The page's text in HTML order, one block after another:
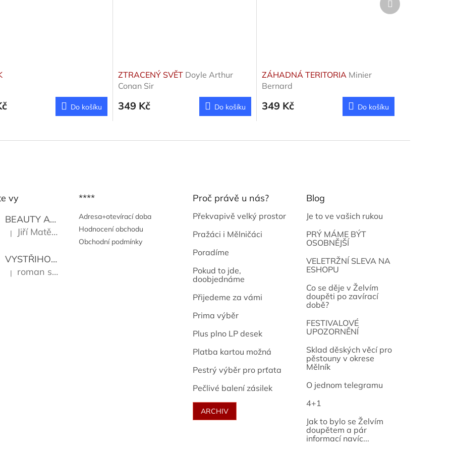
Do košíku
ZTRACENÝ SVĚT Doyle Arthur
Conan Sir
349 Kč Do košíku
ZÁHADNÁ TERITORIA Minier
Bernard
349 Kč Do košíku
produkt
vy
BEAUTY AND THE BEAT
Go Go's
Hodnocení produktu je 5 z 5 hvězdiček.
| Jiří Matějů
VYSTŘIHOVÁNKY - PRAŽSKÉ PAMÁTKY Kropáček Josef
Hodnocení produktu je 5 z 5 hvězdiček.
| roman sekanina
****
Adresa+otevírací doba
Hodnocení obchodu
Obchodní podmínky
Proč právě u nás?
Překvapivě velký prostor
Pražáci i Mělničáci
Poradíme
Pokud to jde,
doobjednáme
Přijedeme za vámi
Prima výběr
Plus plno LP desek
Platba kartou možná
Pestrý výběr pro prťata
Pečlivé balení zásilek
ARCHIV
Blog
Je to ve vašich rukou
PRÝ MÁME BÝT
OSOBNĚJŠÍ
VELETRŽNÍ SLEVA NA
ESHOPU
Co se děje v Želvím
doupěti po zavírací
době?
FESTIVALOVÉ
UPOZORNĚNÍ
Sklad děských věcí pro
pěstouny v okrese
Mělník
O jednom telegramu
4+1
Jak to bylo se Želvím
doupětem a pár
informací navíc...